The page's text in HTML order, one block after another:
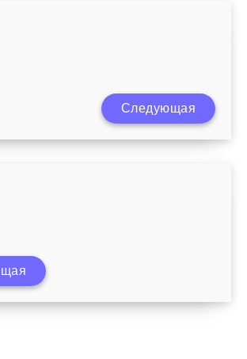
ребенка 9 летСледующая
воспитать в ребенке человека